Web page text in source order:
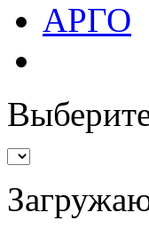
АРГО